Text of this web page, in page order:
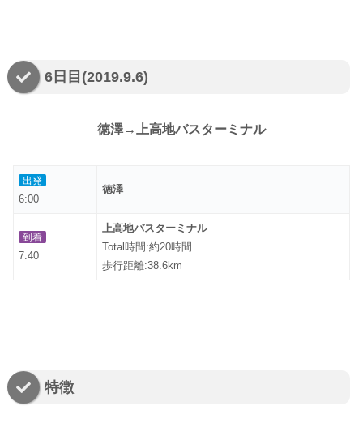
6日目(2019.9.6)
徳澤→上高地バスターミナル
出発
6:00
徳澤
到着
7:40
上高地バスターミナル
Total時間:約20時間
歩行距離:38.6km
特徴